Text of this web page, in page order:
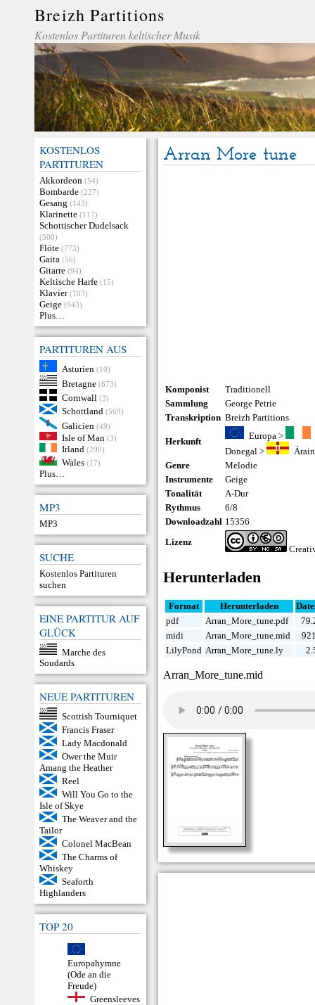
Breizh Partitions
Kostenlos Partituren keltischer Musik
KOSTENLOS
PARTITUREN
Akkordeon (54)
Bombarde (227)
Gesang (143)
Klarinette (117)
Schottischer Dudelsack
(500)
Flöte (773)
Gaita (56)
Gitarre (94)
Keltische Harfe (15)
Klavier (103)
Geige (943)
Plus…
PARTITUREN AUS
Asturien (10)
Bretagne (673)
Cornwall (3)
Schottland (569)
Galicien (49)
Isle of Man (3)
Irland (290)
Wales (17)
Plus…
MP3
MP3
SUCHE
Kostenlos Partituren
suchen
EINE PARTITUR AUF
GLÜCK
Marche des
Soudards
NEUE PARTITUREN
Scottish Tourniquet
Francis Fraser
Lady Macdonald
Ower the Muir
Amang the Heather
Reel
Will You Go to the
Isle of Skye
The Weaver and the
Tailor
Colonel MacBean
The Charms of
Whiskey
Seaforth
Highlanders
TOP 20
Europahymne
(Ode an die
Freude)
Greensleeves
Arran More tune
Komponist
Traditionell
Sammlung
George Petrie
Transkription Breizh Partitions
Herkunft
Europa>
Donegal >
Genre
Melodie
Instrumente
Geige
Tonalität
A-Dur
Rythmus
6/8
Downloadzahl 15356
Lizenz
Herunterladen
Format Herunterladen
pdf
Arran_More_tune.pdf
midi
Arran_More_tune.mid
LilyPond Arran_More_tune.ly
Arran_More_tune.mid